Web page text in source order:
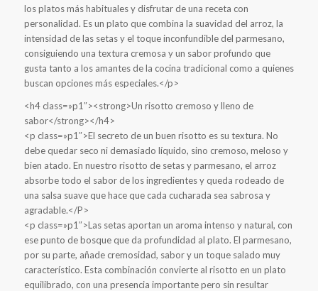
los platos más habituales y disfrutar de una receta con
personalidad. Es un plato que combina la suavidad del arroz, la
intensidad de las setas y el toque inconfundible del parmesano,
consiguiendo una textura cremosa y un sabor profundo que
gusta tanto a los amantes de la cocina tradicional como a quienes
buscan opciones más especiales.</p>
<h4 class=»p1″><strong>Un risotto cremoso y lleno de
sabor</strong></h4>
<p class=»p1″>El secreto de un buen risotto es su textura. No
debe quedar seco ni demasiado líquido, sino cremoso, meloso y
bien atado. En nuestro risotto de setas y parmesano, el arroz
absorbe todo el sabor de los ingredientes y queda rodeado de
una salsa suave que hace que cada cucharada sea sabrosa y
agradable.</P>
<p class=»p1″>Las setas aportan un aroma intenso y natural, con
ese punto de bosque que da profundidad al plato. El parmesano,
por su parte, añade cremosidad, sabor y un toque salado muy
característico. Esta combinación convierte al risotto en un plato
equilibrado, con una presencia importante pero sin resultar